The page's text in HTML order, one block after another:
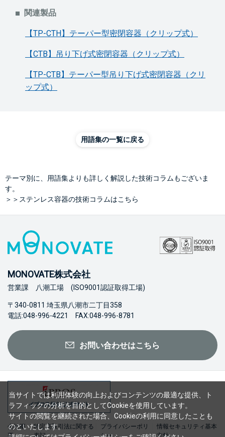
関連製品
【TP-CTH】テーパー型密閉容器（クリップ式）
【CTB】吊り下げ式密閉容器（クリップ式）
【TP-CTB】テーパー型吊り下げ式密閉容器（クリ
ップ式）
用語集の一覧に戻る
テーマ別に、用語集よりも詳しく解説した技術コラムもございま
す。
＞＞ステンレス容器の技術コラムはこちら
MONOVATE株式会社
営業課 八潮工場 (ISO9001認証取得工場)
〒340-0811 埼玉県八潮市二丁目358
電話:048-996-4221 FAX:048-996-8781
お問い合わせはこちら
会社概
要
特定商取引法に関する
表記
プライバシーポリ
シー
情報セキュリティ基本
方針
当サイトでは利用体験の向上およびコンテンツの最適な提供、ト
ラフィックの分析を目的としてCookieを使用しています。
サイトの閲覧を継続された場合、Cookieの利用に同意したことも
のといたします。